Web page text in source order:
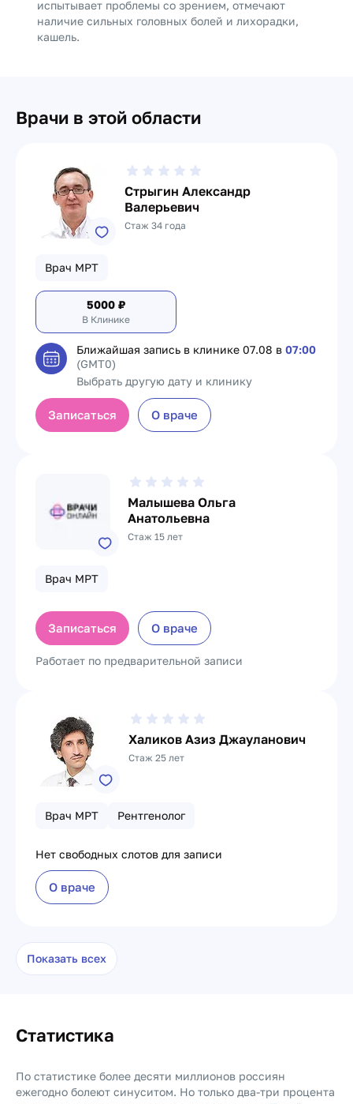
испытывает проблемы со зрением, отмечают
наличие сильных головных болей и лихорадки,
кашель.
Врачи в этой области
Стрыгин Александр
Валерьевич
Стаж 34 года
Врач МРТ
5000 ₽
В Клинике
Ближайшая запись в клинике 07.08 в 07:00
(GMT0)
Выбрать другую дату и клинику
Записаться О враче
Малышева Ольга
Анатольевна
Стаж 15 лет
Врач МРТ
Записаться О враче
Работает по предварительной записи
Халиков Азиз Джауланович
Стаж 25 лет
Врач МРТ Рентгенолог
Нет свободных слотов для записи
О враче
Показать всех
Статистика
По статистике более десяти миллионов россиян
ежегодно болеют синуситом. Но только два-три процента